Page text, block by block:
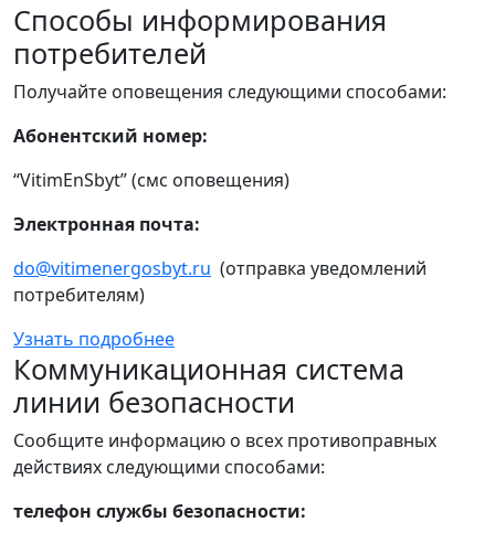
Способы информирования
потребителей
Получайте оповещения следующими способами:
Абонентский номер:
“VitimEnSbyt” (смс оповещения)
Электронная почта:
do@vitimenergosbyt.ru (отправка уведомлений
потребителям)
Узнать подробнее
Коммуникационная система
линии безопасности
Сообщите информацию о всех противоправных
действиях следующими способами:
телефон службы безопасности: